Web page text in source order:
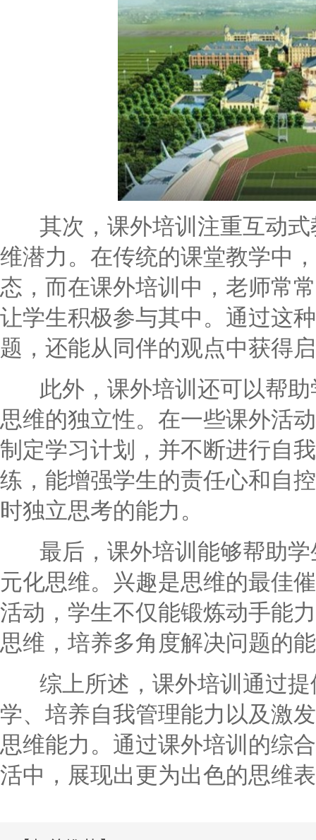
其次，课外培训注重互动式
维潜力。在传统的课堂教学中
态，而在课外培训中，老师常
让学生积极参与其中。通过这
题，还能从同伴的观点中获得
此外，课外培训还可以帮助
思维的独立性。在一些课外活
制定学习计划，并不断进行自
练，能增强学生的责任心和自
时独立思考的能力。
最后，课外培训能够帮助学
元化思维。兴趣是思维的最佳
活动，学生不仅能锻炼动手能
思维，培养多角度解决问题的
综上所述，课外培训通过提
学、培养自我管理能力以及激
思维能力。通过课外培训的综
活中，展现出更为出色的思维